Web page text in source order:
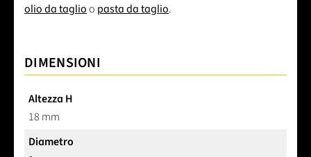
olio da taglioo pasta da taglio.
DIMENSIONI
Altezza H
18 mm
Diametro